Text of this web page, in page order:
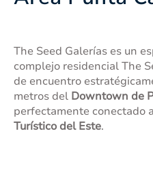
The Seed Galerías es un
complejo residencial The
de encuentro
metros del Downtown de
perfectamente conectado
Turístico del Este.